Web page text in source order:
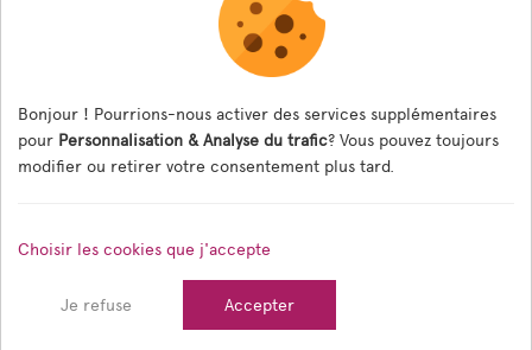
ESPACE AGENT
Espace Agent
Réalisé en France par
Bonjour ! Pourrions-nous activer des services supplémentaires
pour Personnalisation & Analyse du trafic? Vous pouvez toujours
modifier ou retirer votre consentement plus tard.
Choisir les cookies que j'accepte
Je refuse Accepter